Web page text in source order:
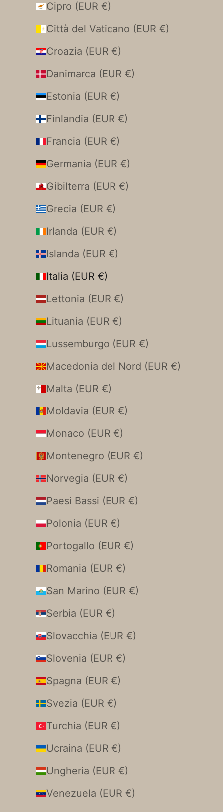
Cipro (EUR €)
Città del Vaticano (EUR €)
Croazia (EUR €)
Danimarca (EUR €)
Estonia (EUR €)
Finlandia (EUR €)
Francia (EUR €)
Germania (EUR €)
Gibilterra (EUR €)
Grecia (EUR €)
Irlanda (EUR €)
Islanda (EUR €)
Italia (EUR €)
Lettonia (EUR €)
Lituania (EUR €)
Lussemburgo (EUR €)
Macedonia del Nord (EUR €)
Malta (EUR €)
Moldavia (EUR €)
Monaco (EUR €)
Montenegro (EUR €)
Norvegia (EUR €)
Paesi Bassi (EUR €)
Polonia (EUR €)
Portogallo (EUR €)
Romania (EUR €)
San Marino (EUR €)
Serbia (EUR €)
Slovacchia (EUR €)
Slovenia (EUR €)
Spagna (EUR €)
Svezia (EUR €)
Turchia (EUR €)
Ucraina (EUR €)
Ungheria (EUR €)
Venezuela (EUR €)